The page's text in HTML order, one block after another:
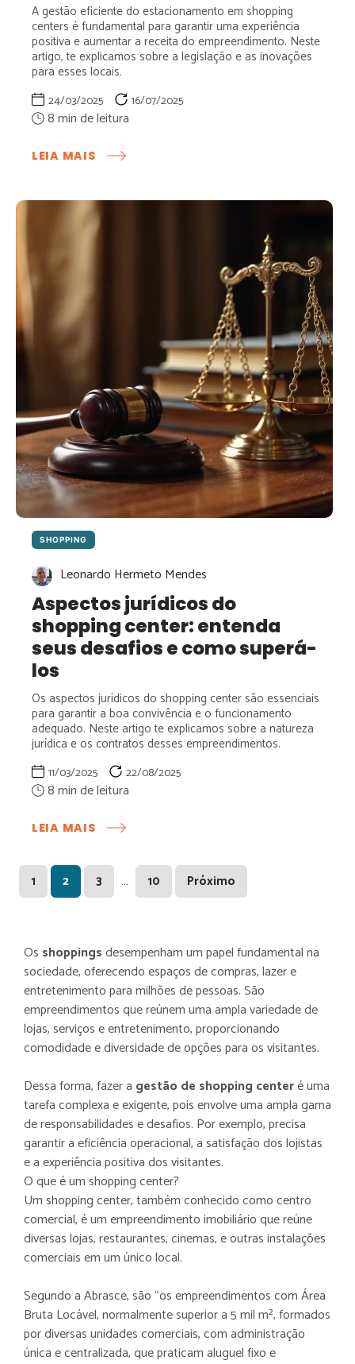
A gestão eficiente do estacionamento em shopping
centers é fundamental para garantir uma experiência
positiva e aumentar a receita do empreendimento. Neste
artigo, te explicamos sobre a legislação e as inovações
para esses locais.
24/03/2025 16/07/2025
LEIA MAIS
ESTRATÉGIAS
UMA
BOA
GESTÃO
SHOPPING
Leonardo Hermeto Mendes
Aspectos jurídicos do
shopping center: entenda
seus desafios e como superá-
los
Os aspectos jurídicos do shopping center são essenciais
para garantir a boa convivência e o funcionamento
adequado. Neste artigo te explicamos sobre a natureza
jurídica e os contratos desses empreendimentos.
11/03/2025 22/08/2025
LEIA MAIS
ASPECTOS
DO
SHOPPING
CENTER:
DESAFIOS
E
COMO
SUPERÁ-
Page
1 Page
2 Page
3 … Page
10 Próximo
Os shoppingsdesempenham um papel fundamental na
sociedade, oferecendo espaços de compras, lazer e
entretenimento para milhões de pessoas. São
empreendimentos que reúnem uma ampla variedade de
lojas, serviços e entretenimento, proporcionando
comodidade e diversidade de opções para os visitantes.
Dessa forma, fazer a gestão de shopping centeré uma
tarefa complexa e exigente, pois envolve uma ampla gama
de responsabilidades e desafios. Por exemplo, precisa
garantir a eficiência operacional, a satisfação dos lojistas
e a experiência positiva dos visitantes.
O que é um shopping center?
Um shopping center, também conhecido como centro
comercial, é um empreendimento imobiliário que reúne
diversas lojas, restaurantes, cinemas, e outras instalações
comerciais em um único local.
Segundo a Abrasce, são “os empreendimentos com Área
Bruta Locável, normalmente superior a 5 mil m², formados
por diversas unidades comerciais, com administração
única e centralizada, que praticam aluguel fixo e